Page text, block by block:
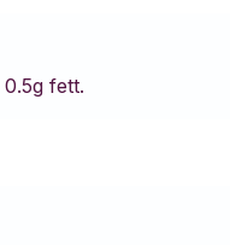
0.5g fett.